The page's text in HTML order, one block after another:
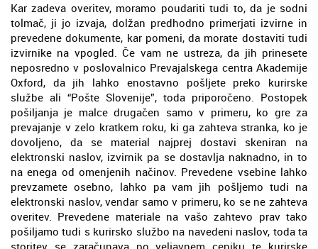
Kar zadeva overitev, moramo poudariti tudi to, da je sodni
tolmač, ji jo izvaja, dolžan predhodno primerjati izvirne in
prevedene dokumente, kar pomeni, da morate dostaviti tudi
izvirnike na vpogled. Če vam ne ustreza, da jih prinesete
neposredno v poslovalnico Prevajalskega centra Akademije
Oxford, da jih lahko enostavno pošljete preko kurirske
službe ali “Pošte Slovenije”, toda priporočeno. Postopek
pošiljanja je malce drugačen samo v primeru, ko gre za
prevajanje v zelo kratkem roku, ki ga zahteva stranka, ko je
dovoljeno, da se material najprej dostavi skeniran na
elektronski naslov, izvirnik pa se dostavlja naknadno, in to
na enega od omenjenih načinov. Prevedene vsebine lahko
prevzamete osebno, lahko pa vam jih pošljemo tudi na
elektronski naslov, vendar samo v primeru, ko se ne zahteva
overitev. Prevedene materiale na vašo zahtevo prav tako
pošiljamo tudi s kurirsko službo na navedeni naslov, toda ta
storitev se zaračunava po veljavnem ceniku te kurirske